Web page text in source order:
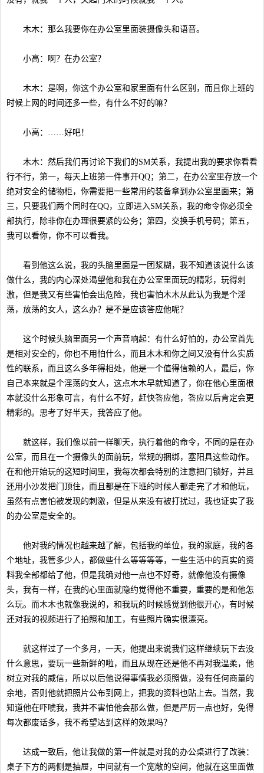
木木：那么我要你在办公室里面装摄像头和语音。
小高：啊？在办公室？
木木：是啊，你这个办公室和家里面有什么区别，而且你上班的
时候上网的时间还多一些，有什么不好的嘛？
小高：……好吧！
木木：然后我们再讨论下我们的SM关系，我提出我的要求你看看
行不行，第一，每天上班第一件事开QQ；第二，在办公室里存放一个
绝对安全的储物柜，你需要把一些常用的装备拿到办公室里面来；第
三，只要我们两个同时在QQ，立即进入SM关系，我的命令你必须全
部执行，除非你在办理很要紧的公务；第四，交换手机号码；第五，
我可以看你，你不可以看我。
看到他这么说，我的头脑里面是一团浆糊，我不知道该说什么该
做什么，我的内心深处渴望他和我在办公室里面玩的精彩，玩得刺
激，但是我又有些害怕会出危险，我也害怕木木从此认为我是个淫
荡，放荡的女人，这么办？是不是应该答应他呢？
这个时候头脑里面另一个声音响起：有什么好怕的，办公室首先
是相对安全的，你也不用怕什么，而且木木和你之间又没有什么实质
性的联系，而且这么多年得相处，他是一个值得信赖的人，最后，你
自己本来就是个淫荡的女人，这点木木早就知道了，你在他心里面根
本就没什么形象可言，有什么不好，赶快答应他，答应以后肯定会更
精彩的。思考了好半天，我答应了他。
就这样，我们像以前一样聊天，执行着他的命令，不同的是在办
公室，而且在一个摄像头的面前玩，常规的捆绑，塞阳具这些动作。
在和他开始玩的这短时间里，我每次都会特别的注意把门锁好，并且
还用小沙发把门顶住，而且都是在下班的时候人都走完了才和他玩，
虽然有点害怕被发现的刺激，但是从来没有被打扰过，我也证实了我
的办公室是安全的。
他对我的情况也越来越了解，包括我的单位，我的家庭，我的各
个地址，我管多少人，都做些什么等等等等，一些生活中的真实的资
料我全部都给了他，但是我确对他一点也不好奇，就像他没有摄像
头，我有一样，在我的心里面就隐约觉得他不重要，重要的是和他怎
么玩。而木木也就像我说的，和我玩的时候感觉到他很开心，有时候
还对我的视频进行了拍照和加工，有些照片确实很漂亮。
就这样过了一个多月，一天，他提出来说我们这样继续玩下去没
什么意思，要玩一些新鲜的啦，而且从现在还是他不再对我温柔，他
树立对我的威信，所以以后他说得事情我必须照做，没有任何商量的
余地，否则他就把照片公布到网上，把我的资料也贴上去。当然，我
知道他在吓唬我，我并不害怕他会那么做，但是严厉一点也好，免得
每次都废话多，我不希望达到这样的效果吗？
达成一致后，他让我做的第一件就是对我的办公桌进行了改装：
桌子下方的两侧是抽屉，中间就有一个宽敞的空间，他就在这里面做